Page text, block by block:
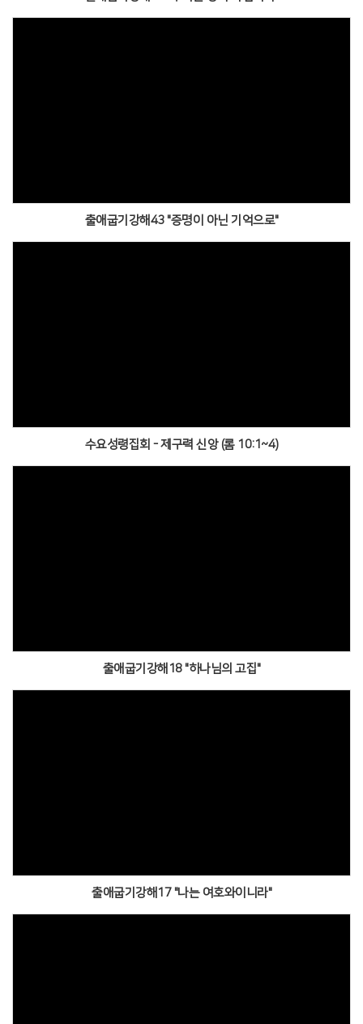
출애굽기강해43 "증명이 아닌 기억으로"
수요성령집회 - 제구력 신앙 (롬 10:1~4)
출애굽기강해18 "하나님의 고집"
출애굽기강해17 "나는 여호와이니라"